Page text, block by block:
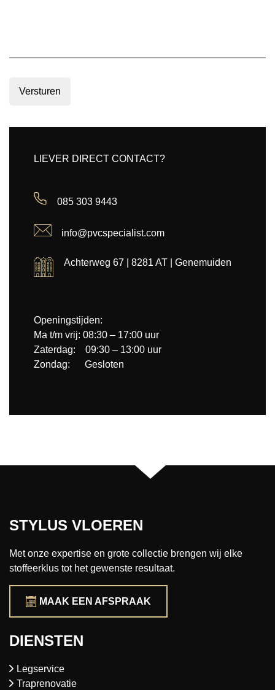
Versturen
LIEVER DIRECT CONTACT?
085 303 9443
info@pvcspecialist.com
Achterweg 67 | 8281 AT | Genemuiden
Openingstijden:
Ma t/m vrij: 08:30 – 17:00 uur
Zaterdag: 09:30 – 13:00 uur
Zondag: Gesloten
STYLUS VLOEREN
Met onze expertise en grote collectie brengen wij elke
stoffeerklus tot het gewenste resultaat.
MAAK EEN AFSPRAAK
DIENSTEN
Legservice
Traprenovatie